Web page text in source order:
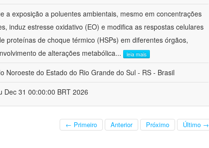
a exposição a poluentes ambientais, mesmo em concentrações
induz estresse oxidativo (EO) e modifica as respostas celulares
proteínas de choque térmico (HSPs) em diferentes órgãos,
de alterações metabólica... leia mais
Noroeste do Estado do Rio Grande do Sul - RS - Brasil
Dec 31 00:00:00 BRT 2026
← Primeiro Anterior Próximo Último →